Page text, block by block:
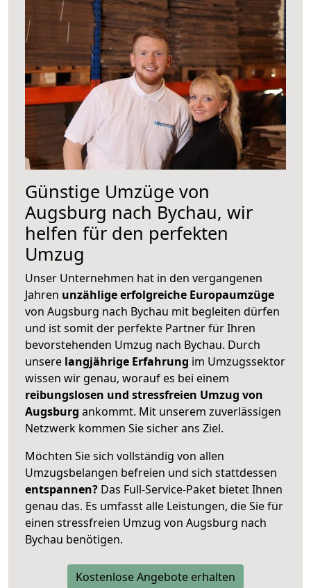
Günstige Umzüge von
Augsburg nach Bychau, wir
helfen für den perfekten
Umzug
Unser Unternehmen hat in den vergangenen
Jahren unzählige erfolgreiche Europaumzüge
von Augsburg nach Bychau mit begleiten dürfen
und ist somit der perfekte Partner für Ihren
bevorstehenden Umzug nach Bychau. Durch
unsere langjährige Erfahrung im Umzugssektor
wissen wir genau, worauf es bei einem
reibungslosen und stressfreien Umzug von
Augsburg ankommt. Mit unserem zuverlässigen
Netzwerk kommen Sie sicher ans Ziel.
Möchten Sie sich vollständig von allen
Umzugsbelangen befreien und sich stattdessen
entspannen? Das Full-Service-Paket bietet Ihnen
genau das. Es umfasst alle Leistungen, die Sie für
einen stressfreien Umzug von Augsburg nach
Bychau benötigen.
Kostenlose Angebote erhalten